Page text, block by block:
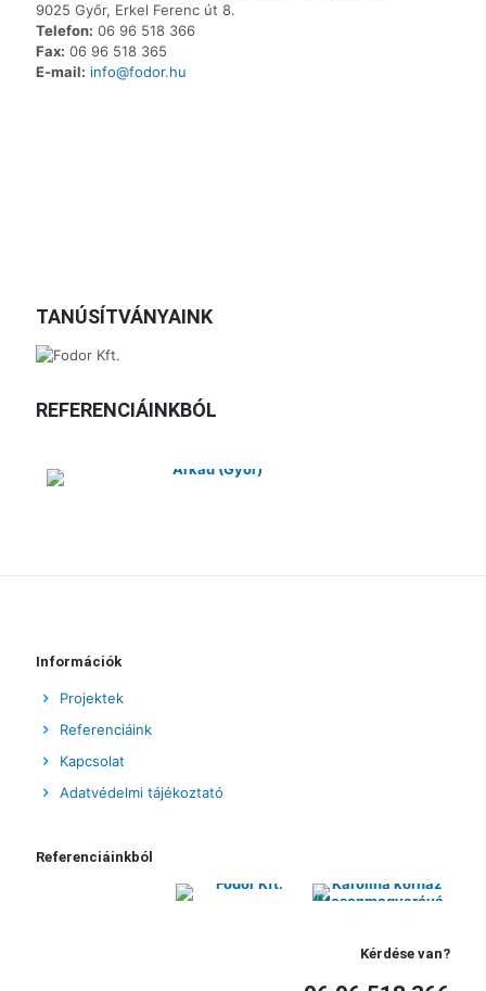
9025 Győr, Erkel Ferenc út 8.
Telefon: 06 96 518 366
Fax: 06 96 518 365
E-mail: info@fodor.hu
TANÚSÍTVÁNYAINK
REFERENCIÁINKBÓL
Információk
Projektek
Referenciáink
Kapcsolat
Adatvédelmi tájékoztató
Referenciáinkból
Kérdése van?